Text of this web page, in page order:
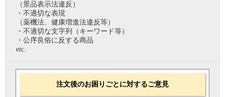
（景品表示法違反）
・不適切な表現
（薬機法、健康増進法違反等）
・不適切な文字列（キーワード等）
・公序良俗に反する商品
etc.
注文後のお困りごとに対するご意見